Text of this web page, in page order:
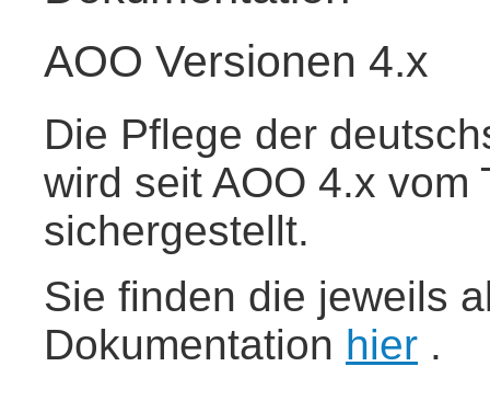
AOO Versionen 4.x
Die Pflege der
wird seit AOO 4.x vom
sichergestellt.
Sie finden die jeweils
Dokumentation hier .